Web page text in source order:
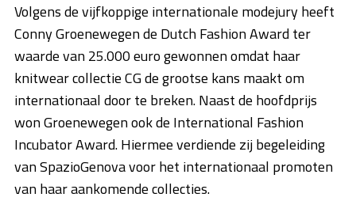
Volgens de vijfkoppige internationale modejury heeft
Conny Groenewegen de Dutch Fashion Award ter
waarde van 25.000 euro gewonnen omdat haar
knitwear collectie CG de grootse kans maakt om
internationaal door te breken. Naast de hoofdprijs
won Groenewegen ook de International Fashion
Incubator Award. Hiermee verdiende zij begeleiding
van SpazioGenova voor het internationaal promoten
van haar aankomende collecties.